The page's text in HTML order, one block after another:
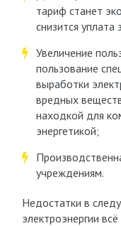
тариф станет
снизится уплата
Увеличение
пользование
выработки
вредных
находкой для
энергетикой;
учреждениям.
Недостатки в
электроэнергии